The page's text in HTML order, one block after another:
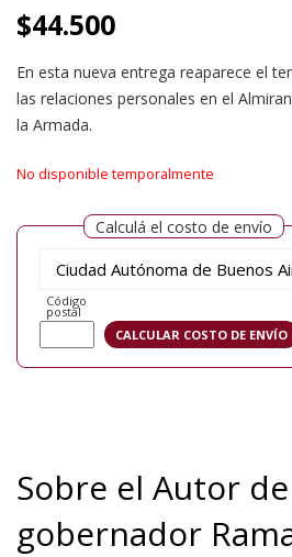
$44.500
En esta nueva entrega reaparece el
las relaciones personales en el
la Armada.
No disponible temporalmente
Calculá el costo de envío
Código
postal
Sobre el Autor de
gobernador